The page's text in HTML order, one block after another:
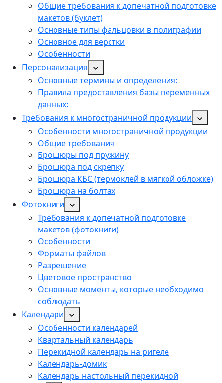
Общие требования к допечатной подготовке
макетов (буклет)
Основные типы фальцовки в полиграфии
Основное для верстки
Особенности
Персонализация
Основные термины и определения:
Правила предоставления базы переменных
данных:
Требования к многостраничной продукции
Особенности многостраничной продукции
Общие требования
Брошюры под пружину
Брошюра под скрепку
Брошюра КБС (термоклей в мягкой обложке)
Брошюра на болтах
Фотокниги
Требования к допечатной подготовке
макетов (фотокниги)
Особенности
Форматы файлов
Разрешение
Цветовое пространство
Основные моменты, которые необходимо
соблюдать
Календари
Особенности календарей
Квартальный календарь
Перекидной календарь на ригеле
Календарь-домик
Календарь настольный перекидной